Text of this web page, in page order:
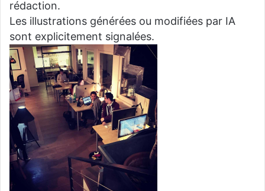
rédaction.
Les illustrations générées ou modifiées par IA
sont explicitement signalées.